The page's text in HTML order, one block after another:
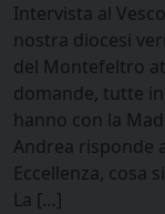
Intervista al
nostra diocesi
del Montefeltro
domande, tutte
hanno con la
Andrea risponde
Eccellenza, cosa
La […]